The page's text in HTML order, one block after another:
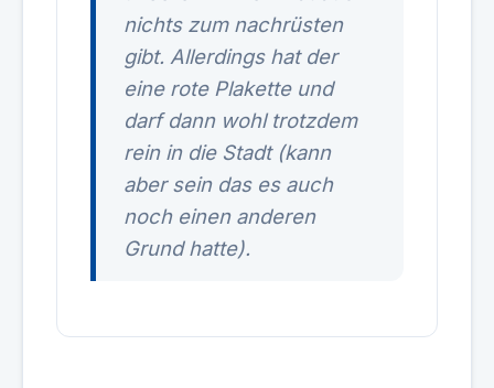
nichts zum nachrüsten
gibt. Allerdings hat der
eine rote Plakette und
darf dann wohl trotzdem
rein in die Stadt (kann
aber sein das es auch
noch einen anderen
Grund hatte).